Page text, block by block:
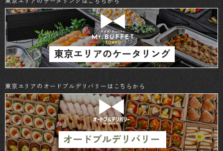
東京エリアのオードブルデリバリーはこちらから